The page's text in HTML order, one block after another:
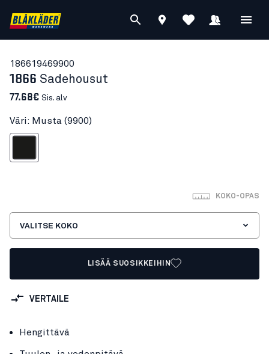
186619469900
1866 Sadehousut
77.68€ Sis. alv
Väri: Musta (9900)
KOKO-OPAS
VALITSE KOKO
LISÄÄ SUOSIKKEIHIN
VERTAILE
Hengittävä